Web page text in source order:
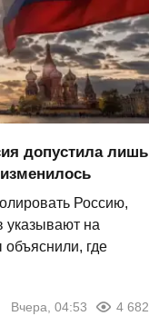
допустила лишь
Россию,
указывают на
где
Вчера, 04:53 4 682